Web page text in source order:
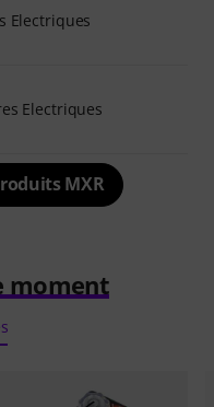
Electriques
Electriques
MXR
moment